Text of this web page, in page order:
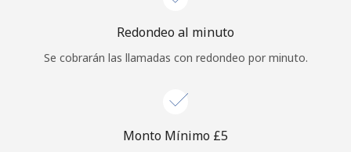
Redondeo al minuto
Se cobrarán las llamadas con redondeo por minuto.
Monto Mínimo ⁦£5⁩